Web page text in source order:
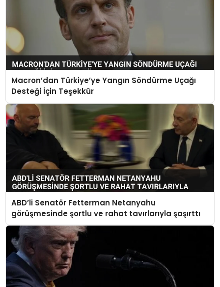
Macron’dan Türkiye’ye Yangın Söndürme Uçağı
Desteği İçin Teşekkür
ABD’li Senatör Fetterman Netanyahu
görüşmesinde şortlu ve rahat tavırlarıyla şaşırttı